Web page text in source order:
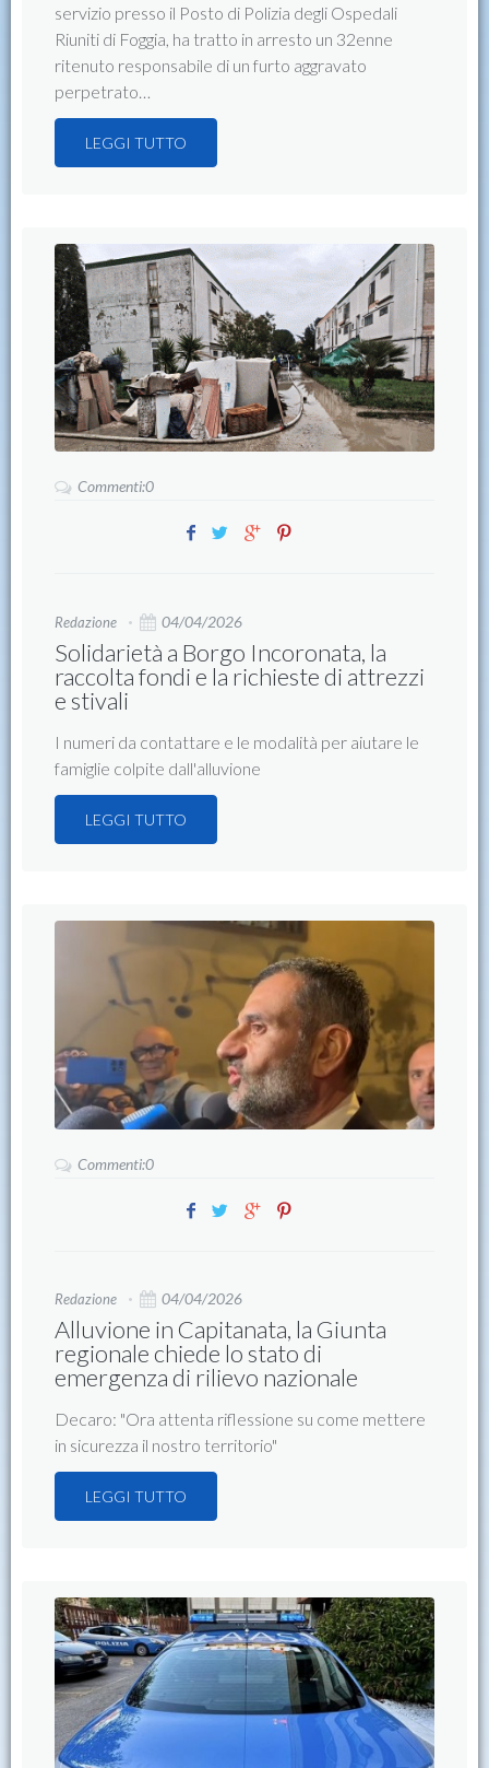
servizio presso il Posto di Polizia degli Ospedali
Riuniti di Foggia, ha tratto in arresto un 32enne
ritenuto responsabile di un furto aggravato
perpetrato…
LEGGI TUTTO
Commenti:0
Redazione 04/04/2026
Solidarietà a Borgo Incoronata, la
raccolta fondi e la richieste di attrezzi
e stivali
I numeri da contattare e le modalità per aiutare le
famiglie colpite dall'alluvione
LEGGI TUTTO
Commenti:0
Redazione 04/04/2026
Alluvione in Capitanata, la Giunta
regionale chiede lo stato di
emergenza di rilievo nazionale
Decaro: "Ora attenta riflessione su come mettere
in sicurezza il nostro territorio"
LEGGI TUTTO